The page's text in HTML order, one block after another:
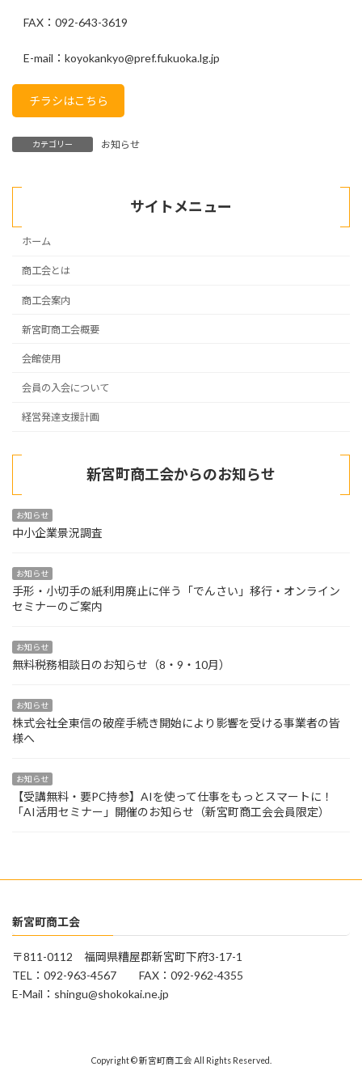
FAX：092-643-3619
E-mail：koyokankyo@pref.fukuoka.lg.jp
チラシはこちら
カテゴリー お知らせ
サイトメニュー
ホーム
商工会とは
商工会案内
新宮町商工会概要
会館使用
会員の入会について
経営発達支援計画
新宮町商工会からのお知らせ
お知らせ
中小企業景況調査
お知らせ
手形・小切手の紙利用廃止に伴う「でんさい」移行・オンライン
セミナーのご案内
お知らせ
無料税務相談日のお知らせ（8・9・10月）
お知らせ
株式会社全東信の破産手続き開始により影響を受ける事業者の皆
様へ
お知らせ
【受講無料・要PC持参】AIを使って仕事をもっとスマートに！
「AI活用セミナー」開催のお知らせ（新宮町商工会会員限定）
新宮町商工会
〒811-0112 福岡県糟屋郡新宮町下府3-17-1
TEL：092-963-4567 FAX：092-962-4355
E-Mail：shingu@shokokai.ne.jp
Copyright © 新宮町商工会 All Rights Reserved.